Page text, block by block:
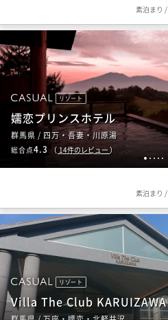
素泊まり /
1 2 3 4 5
リゾート
嬬恋プリンスホテル
群馬県 / 四万・吾妻・川原湯
総合点4.3 （ 14件のレビュー）
素泊まり /
リゾート
Villa The Club KARUIZAWA